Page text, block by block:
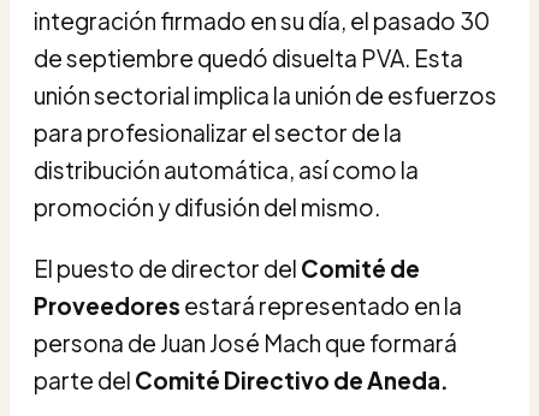
integración firmado en su día, el pasado 30
de septiembre quedó disuelta PVA. Esta
unión sectorial implica la unión de esfuerzos
para profesionalizar el sector de la
distribución automática, así como la
promoción y difusión del mismo.
El puesto de director del Comité de
Proveedores estará representado en la
persona de Juan José Mach que formará
parte del Comité Directivo de Aneda.